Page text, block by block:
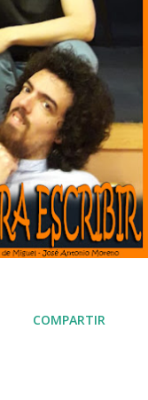
COMPARTIR